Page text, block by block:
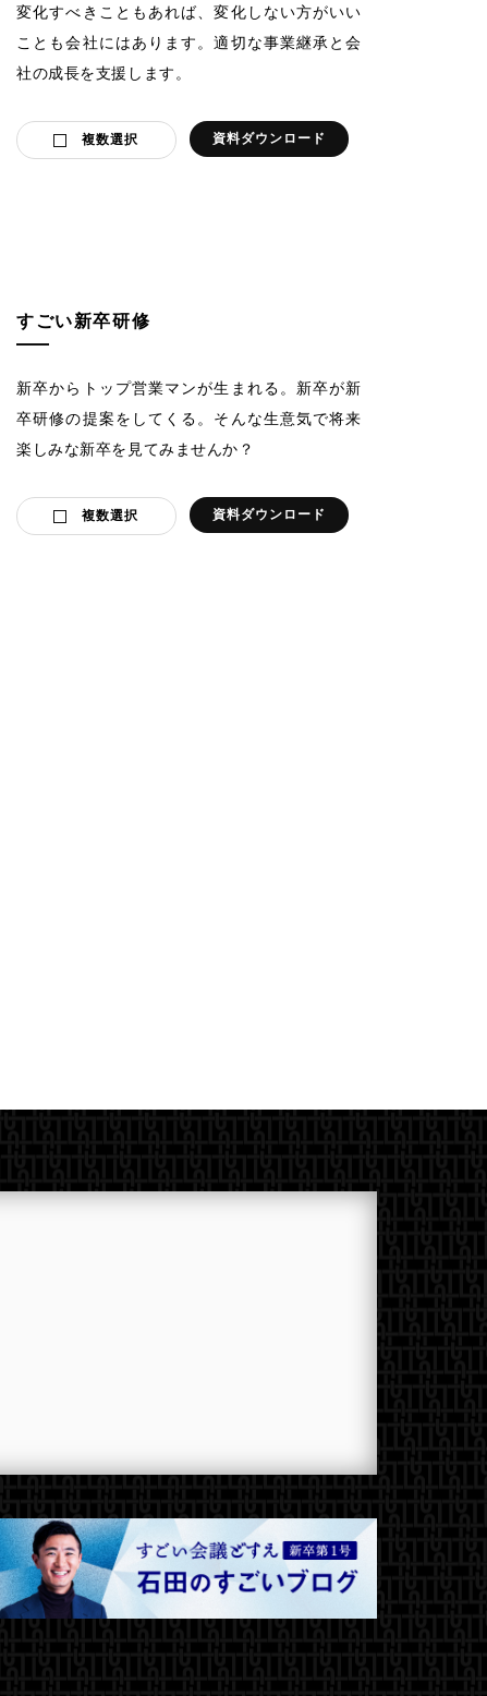
変化すべきこともあれば、変化しない方がいい
ことも会社にはあります。適切な事業継承と会
社の成長を支援します。
複数選択 資料ダウンロード
すごい新卒研修
新卒からトップ営業マンが生まれる。新卒が新
卒研修の提案をしてくる。そんな生意気で将来
楽しみな新卒を見てみませんか？
複数選択 資料ダウンロード